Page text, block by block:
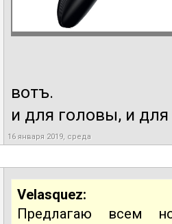
вотъ.
и для головы, и
16 января 2019, среда
Velasquez:
Предлагаю всем